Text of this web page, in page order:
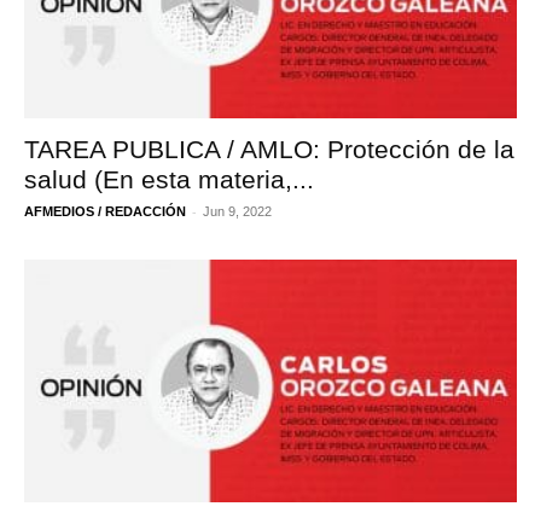
TAREA PUBLICA / AMLO: Protección de la
salud (En esta materia,...
AFMEDIOS / REDACCIÓN - Jun 9, 2022